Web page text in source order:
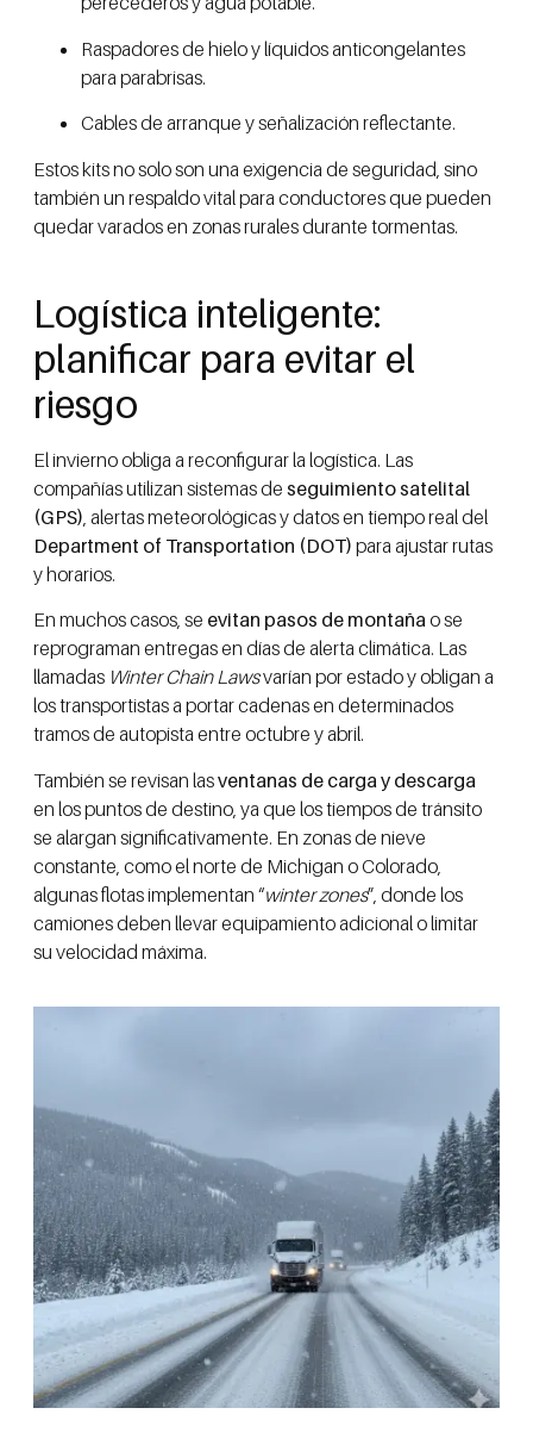
Raspadores de hielo y líquidos anticongelantes
para parabrisas.
Cables de arranque y señalización reflectante.
Estos kits no solo son una exigencia de seguridad, sino
también un respaldo vital para conductores que pueden
quedar varados en zonas rurales durante tormentas.
Logística inteligente:
planificar para evitar el
riesgo
El invierno obliga a reconfigurar la logística. Las
compañías utilizan sistemas de seguimiento satelital
(GPS) , alertas meteorológicas y datos en tiempo real del
Department of Transportation (DOT) para ajustar rutas
y horarios.
En muchos casos, se evitan pasos de montañao se
reprograman entregas en días de alerta climática. Las
llamadas Winter Chain Lawsvarían por estado y obligan a
los transportistas a portar cadenas en determinados
tramos de autopista entre octubre y abril.
También se revisan lasventanas de carga y descarga
en los puntos de destino, ya que los tiempos de tránsito
se alargan significativamente. En zonas de nieve
constante, como el norte de Michigan o Colorado,
algunas flotas implementan “winter zones”, donde los
camiones deben llevar equipamiento adicional o limitar
su velocidad máxima.